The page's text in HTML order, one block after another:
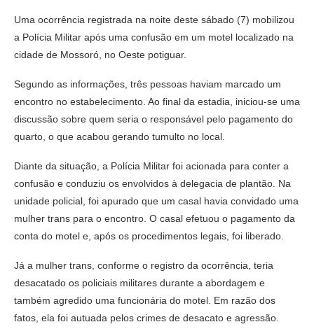
Uma ocorrência registrada na noite deste sábado (7) mobilizou
a Polícia Militar após uma confusão em um motel localizado na
cidade de Mossoró, no Oeste potiguar.
Segundo as informações, três pessoas haviam marcado um
encontro no estabelecimento. Ao final da estadia, iniciou-se uma
discussão sobre quem seria o responsável pelo pagamento do
quarto, o que acabou gerando tumulto no local.
Diante da situação, a Polícia Militar foi acionada para conter a
confusão e conduziu os envolvidos à delegacia de plantão. Na
unidade policial, foi apurado que um casal havia convidado uma
mulher trans para o encontro. O casal efetuou o pagamento da
conta do motel e, após os procedimentos legais, foi liberado.
Já a mulher trans, conforme o registro da ocorrência, teria
desacatado os policiais militares durante a abordagem e
também agredido uma funcionária do motel. Em razão dos
fatos, ela foi autuada pelos crimes de desacato e agressão.